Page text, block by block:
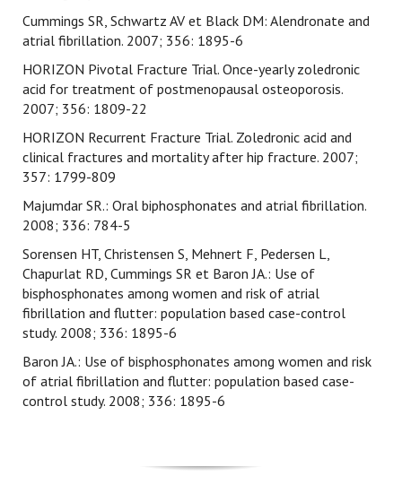
Cummings SR, Schwartz AV et Black DM: Alendronate and
atrial fibrillation. 2007; 356: 1895-6
HORIZON Pivotal Fracture Trial. Once-yearly zoledronic
acid for treatment of postmenopausal osteoporosis.
2007; 356: 1809-22
HORIZON Recurrent Fracture Trial. Zoledronic acid and
clinical fractures and mortality after hip fracture. 2007;
357: 1799-809
Majumdar SR.: Oral biphosphonates and atrial fibrillation.
2008; 336: 784-5
Sorensen HT, Christensen S, Mehnert F, Pedersen L,
Chapurlat RD, Cummings SR et Baron JA.: Use of
bisphosphonates among women and risk of atrial
fibrillation and flutter: population based case-control
study. 2008; 336: 1895-6
Baron JA.: Use of bisphosphonates among women and risk
of atrial fibrillation and flutter: population based case-
control study. 2008; 336: 1895-6